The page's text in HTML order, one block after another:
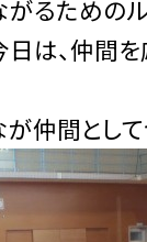
るための
は、仲間
仲間として